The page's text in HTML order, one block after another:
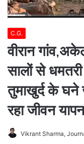
C.G.
वीरान
सालों से
तुमाखुर्द के घने
रहा जीवन
Vikrant Sharma,